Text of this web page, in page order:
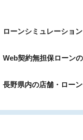
ローンシミュレーション
Web契約無担保ローン
長野県内の店舗・ロー